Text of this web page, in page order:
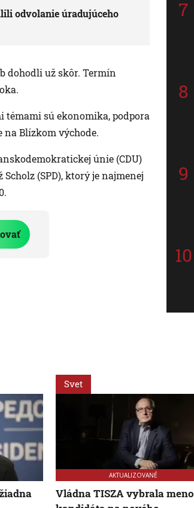
odvolanie úradujúceho
dohodli už skôr. Termín
témami sú ekonomika, podpora
Blízkom východe.
únie (CDU)
(SPD), ktorý je najmenej
Svet
AKTUALIZOVANÉ
Vládna TISZA vybrala meno